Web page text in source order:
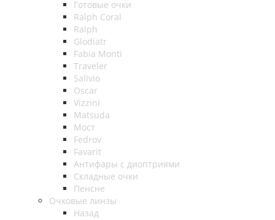
Готовые очки
Ralph Coral
Ralph
Glodiatr
Fabia Monti
Traveler
Salivio
Oscar
Vizzini
Matsuda
Мост
Fedrov
Favarit
Антифары с диоптриями
Складные очки
Пенсне
Очковые линзы
Назад